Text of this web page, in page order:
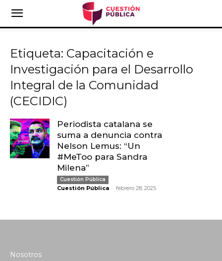
Etiqueta: Capacitación e
Investigación para el Desarrollo
Integral de la Comunidad
(CECIDIC)
Periodista catalana se
suma a denuncia contra
Nelson Lemus: “Un
#MeToo para Sandra
Milena”
Cuestión Pública
Cuestión Pública - febrero 28, 2025
Nosotros